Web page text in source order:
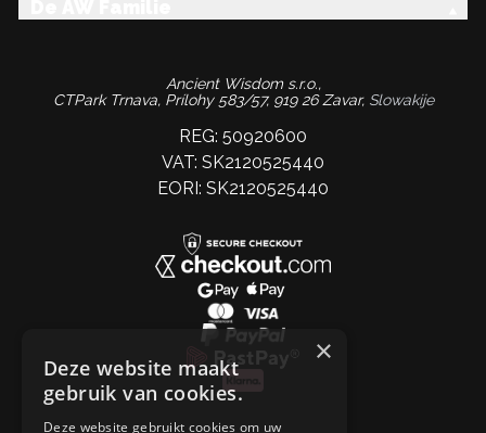
Ancient Wisdom s.r.o.,
CTPark Trnava, Prílohy 583/57, 919 26 Zavar, Slowakije
REG: 50920600
VAT: SK2120525440
EORI: SK2120525440
×
Deze website maakt
gebruik van cookies.
Deze website gebruikt cookies om uw